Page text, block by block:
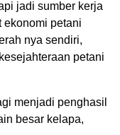
jadi sumber kerja
ekonomi petani
nya sendiri,
petani
menjadi penghasil
besar kelapa,